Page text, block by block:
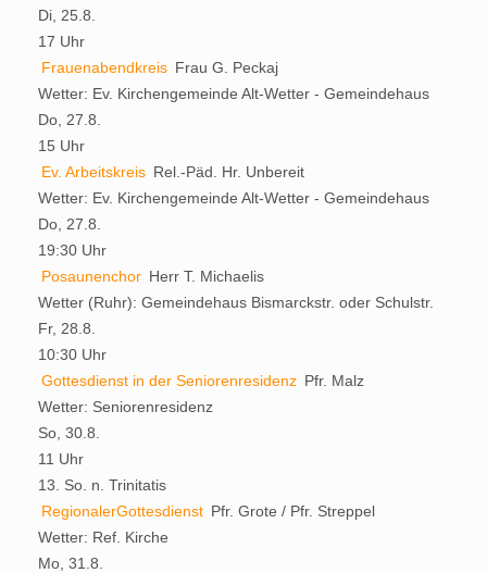
Di, 25.8.
17 Uhr
Frauenabendkreis Frau G. Peckaj
Wetter: Ev. Kirchengemeinde Alt-Wetter - Gemeindehaus
Do, 27.8.
15 Uhr
Ev. Arbeitskreis Rel.-Päd. Hr. Unbereit
Wetter: Ev. Kirchengemeinde Alt-Wetter - Gemeindehaus
Do, 27.8.
19:30 Uhr
Posaunenchor Herr T. Michaelis
Wetter (Ruhr): Gemeindehaus Bismarckstr. oder Schulstr.
Fr, 28.8.
10:30 Uhr
Gottesdienst in der Seniorenresidenz Pfr. Malz
Wetter: Seniorenresidenz
So, 30.8.
11 Uhr
13. So. n. Trinitatis
RegionalerGottesdienst Pfr. Grote / Pfr. Streppel
Wetter: Ref. Kirche
Mo, 31.8.